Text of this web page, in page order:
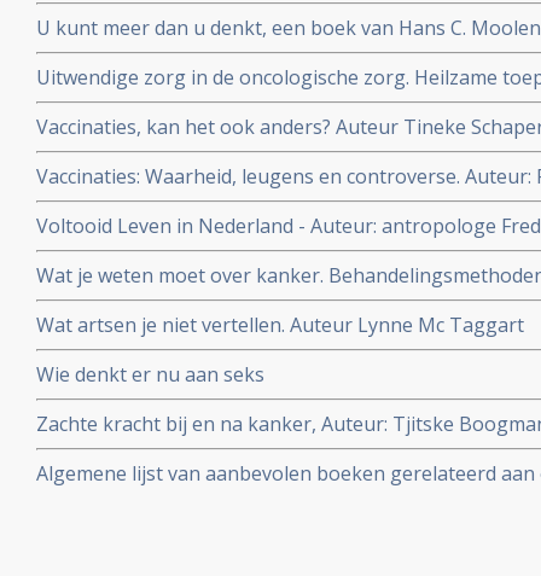
U kunt meer dan u denkt, een boek van Hans C.
met kanker.
Uitwendige zorg in de oncologische zorg. Heilzame
antroposofische verpleegkundige Zorg. Auteur: Toke
Vaccinaties, kan het ook anders? Auteur Tineke
Vaccinaties: Waarheid, leugens en controverse. Auteur:
Voltooid Leven in Nederland - Auteur: antropologe
ervaren, willen en doen als zij het leven voltooid vinden
Wat je weten moet over kanker.
Auteur Lynne McTaggert
Wat artsen je niet vertellen. Auteur Lynne Mc Taggart
Wie denkt er nu aan seks
Zachte kracht bij en na kanker, Auteur: Tjitske
Janneke Boshouwers. Yoga bij en na kanker.
Algemene lijst van aanbevolen boeken gerelateerd